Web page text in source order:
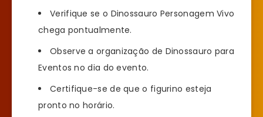
Verifique se o Dinossauro Personagem Vivo
chega pontualmente.
Observe a organização de Dinossauro para
Eventos no dia do evento.
Certifique-se de que o figurino esteja
pronto no horário.